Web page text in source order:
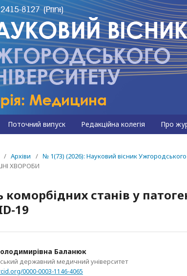
Поточний випуск Редакційна колегія Про
/ Архіви / № 1(73) (2026): Науковий вісник
ХВОРОБИ
коморбідних станів у
19
Баланюк
державний медичний університет
0000-0003-1146-4065